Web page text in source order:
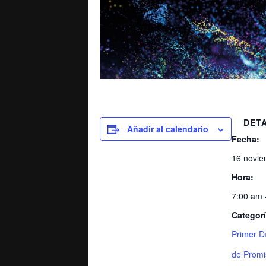
Añadir al calendario
Fecha:
16
Hora:
7:00 am
Primer
de